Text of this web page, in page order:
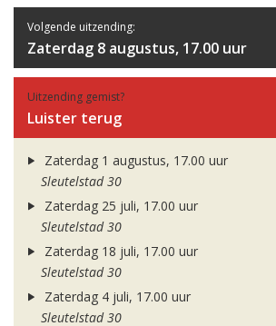
Volgende uitzending:
Zaterdag 8 augustus, 17.00 uur
Uitzending gemist?
Luister terug
Zaterdag 1 augustus, 17.00 uur
Sleutelstad 30
Zaterdag 25 juli, 17.00 uur
Sleutelstad 30
Zaterdag 18 juli, 17.00 uur
Sleutelstad 30
Zaterdag 4 juli, 17.00 uur
Sleutelstad 30